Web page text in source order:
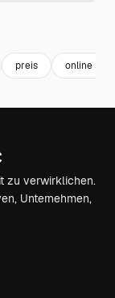
preis online
zu verwirklichen.
Unternehmen,